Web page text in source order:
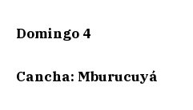
Domingo 4
Cancha: Mburucuyá